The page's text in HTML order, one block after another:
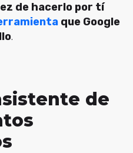
de hacerlo por tí
que Google
.
de